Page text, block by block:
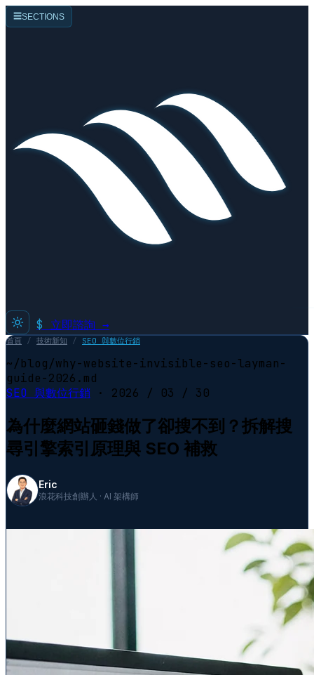
☰SECTIONS
$ 立即諮詢 →
首頁 / 技術新知 / SEO 與數位行銷
~/blog/why-website-invisible-seo-layman-
guide-2026.md
SEO 與數位行銷 · 2026 / 03 / 30
為什麼網站砸錢做了卻搜不到？拆解搜
尋引擎索引原理與 SEO 補救
Eric
浪花科技創辦人 · AI 架構師